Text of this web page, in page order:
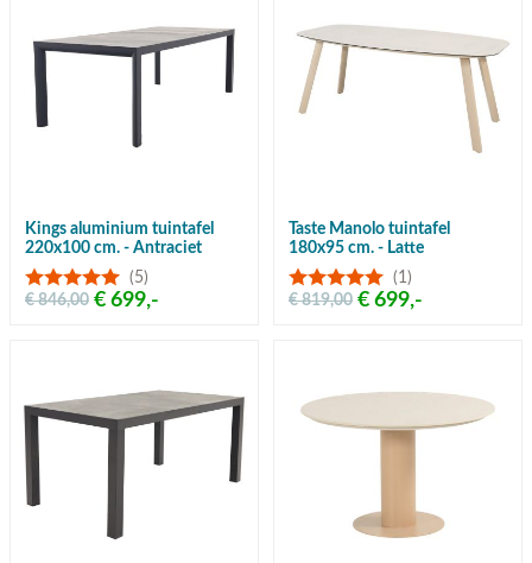
Kings aluminium tuintafel
220x100 cm. - Antraciet
(5)
€ 699,-
€ 846,00
Taste Manolo tuintafel
180x95 cm. - Latte
(1)
€ 699,-
€ 819,00